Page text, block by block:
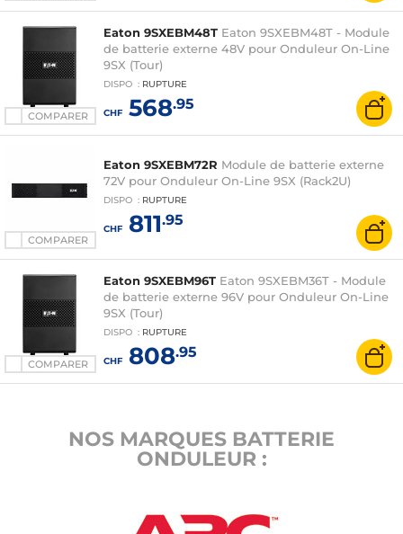
COMPARER
Eaton 9SXEBM48T Eaton 9SXEBM48T - Module
de batterie externe 48V pour Onduleur On-Line
9SX (Tour)
DISPO : RUPTURE
CHF568.95
COMPARER
Eaton 9SXEBM72R Module de batterie externe
72V pour Onduleur On-Line 9SX (Rack2U)
DISPO : RUPTURE
CHF811.95
COMPARER
Eaton 9SXEBM96T Eaton 9SXEBM36T - Module
de batterie externe 96V pour Onduleur On-Line
9SX (Tour)
DISPO : RUPTURE
CHF808.95
NOS MARQUES BATTERIE
ONDULEUR :